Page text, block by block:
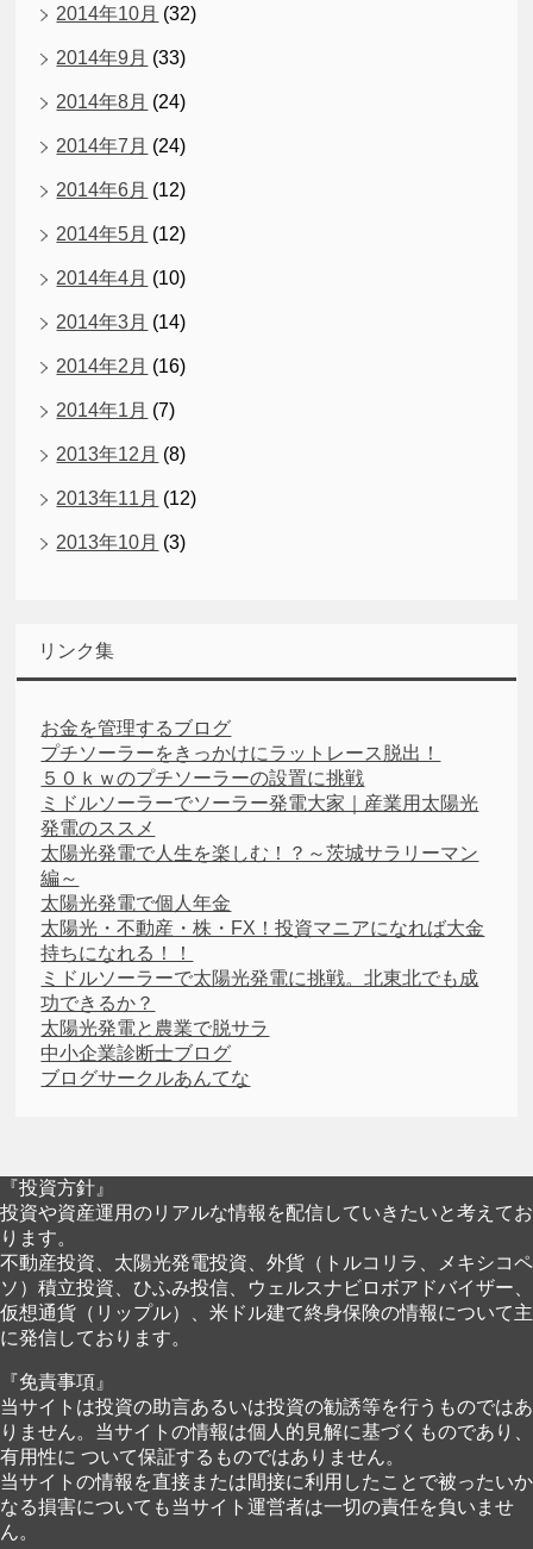
2014年10月 (32)
2014年9月 (33)
2014年8月 (24)
2014年7月 (24)
2014年6月 (12)
2014年5月 (12)
2014年4月 (10)
2014年3月 (14)
2014年2月 (16)
2014年1月 (7)
2013年12月 (8)
2013年11月 (12)
2013年10月 (3)
リンク集
お金を管理するブログ
プチソーラーをきっかけにラットレース脱出！
５０ｋｗのプチソーラーの設置に挑戦
ミドルソーラーでソーラー発電大家｜産業用太陽光
発電のススメ
太陽光発電で人生を楽しむ！？～茨城サラリーマン
編～
太陽光発電で個人年金
太陽光・不動産・株・FX！投資マニアになれば大金
持ちになれる！！
ミドルソーラーで太陽光発電に挑戦。北東北でも成
功できるか？
太陽光発電と農業で脱サラ
中小企業診断士ブログ
ブログサークルあんてな
『投資方針』
投資や資産運用のリアルな情報を配信していきたいと考えてお
ります。
不動産投資、太陽光発電投資、外貨（トルコリラ、メキシコペ
ソ）積立投資、ひふみ投信、ウェルスナビロボアドバイザー、
仮想通貨（リップル）、米ドル建て終身保険の情報について主
に発信しております。
『免責事項』
当サイトは投資の助言あるいは投資の勧誘等を行うものではあ
りません。当サイトの情報は個人的見解に基づくものであり、
有用性に ついて保証するものではありません。
当サイトの情報を直接または間接に利用したことで被ったいか
なる損害についても当サイト運営者は一切の責任を負いませ
ん。